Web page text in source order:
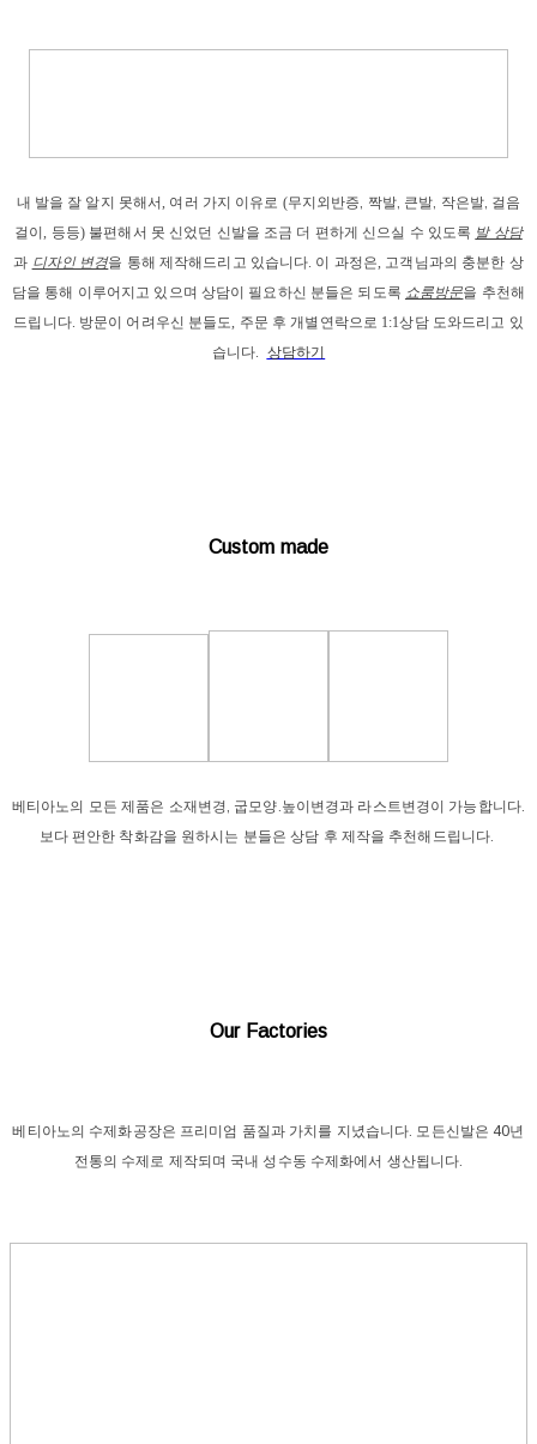
내 발을 잘 알지 못해서, 여러 가지 이유로 (무지외반증, 짝발, 큰발, 작은발, 걸음
걸이, 등등) 불편해서 못 신었던 신발을 조금 더 편하게 신으실 수 있도록 발 상담
과 디자인 변경을 통해 제작해드리고 있습니다. 이 과정은, 고객님과의 충분한 상
담을 통해 이루어지고 있으며 상담이 필요하신 분들은 되도록 쇼룸방문을 추천해
드립니다. 방문이 어려우신 분들도, 주문 후 개별연락으로 1:1상담 도와드리고 있
습니다. 상담하기
Custom made
베티아노의 모든 제품은 소재변경, 굽모양.높이변경과 라스트변경이 가능합니다.
보다 편안한 착화감을 원하시는 분들은 상담 후 제작을 추천해드립니다.
Our Factories
베티아노의 수제화공장은 프리미엄 품질과 가치를 지녔습니다. 모든신발은 40년
전통의 수제로 제작되며 국내 성수동 수제화에서 생산됩니다.